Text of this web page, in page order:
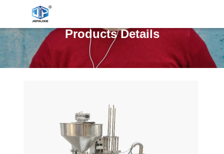
Products Details